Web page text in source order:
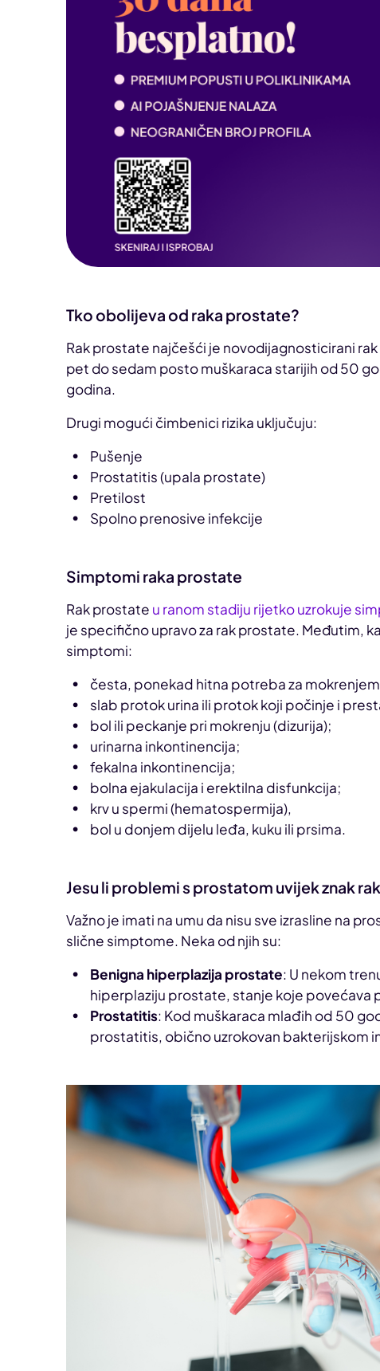
Tko obolijeva od raka prostate?
Rak prostate najčešći je novodijagnosticirani
pet do sedam posto muškaraca starijih od 50
godina.
Drugi mogući čimbenici rizika uključuju:
Pušenje
Prostatitis (upala prostate)
Pretilost
Spolno prenosive infekcije
Simptomi raka prostate
Rak prostate u ranom stadiju rijetko uzrokuje
je specifično upravo za rak prostate. Međutim,
simptomi:
česta, ponekad hitna potreba za
slab protok urina ili protok koji počinje i
bol ili peckanje pri mokrenju (dizurija);
urinarna inkontinencija;
fekalna inkontinencija;
bolna ejakulacija i erektilna disfunkcija;
krv u spermi (hematospermija),
bol u donjem dijelu leđa, kuku ili prsima.
Jesu li problemi s prostatom uvijek znak
Važno je imati na umu da nisu sve izrasline na
slične simptome. Neka od njih su:
Benigna hiperplazija prostate: U nekom
hiperplaziju prostate, stanje koje povećava
Prostatitis: Kod muškaraca mlađih od 50
prostatitis, obično uzrokovan bakterijskom